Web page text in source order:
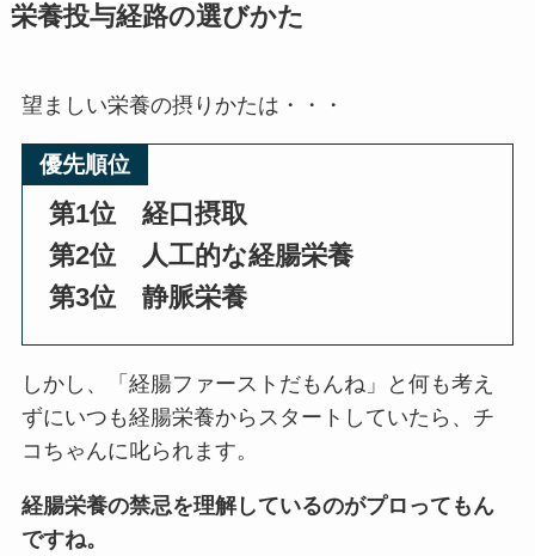
栄養投与経路の選びかた
望ましい栄養の摂りかたは・・・
優先順位
第1位 経口摂取
第2位 人工的な経腸栄養
第3位 静脈栄養
しかし、「経腸ファーストだもんね」と何も考え
ずにいつも経腸栄養からスタートしていたら、チ
コちゃんに叱られます。
経腸栄養の禁忌を理解しているのがプロってもん
ですね。